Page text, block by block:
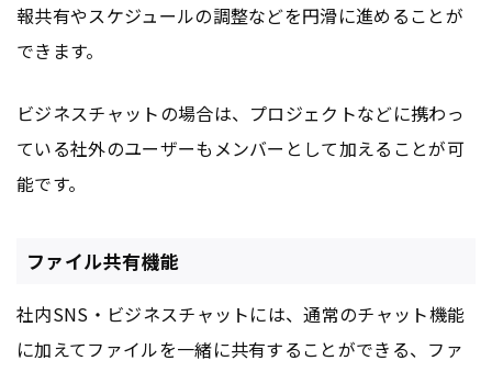
報共有やスケジュールの調整などを円滑に進めることが
できます。
ビジネスチャットの場合は、プロジェクトなどに携わっ
ている社外のユーザーもメンバーとして加えることが可
能です。
ファイル共有機能
社内SNS・ビジネスチャットには、通常のチャット機能
に加えてファイルを一緒に共有することができる、ファ